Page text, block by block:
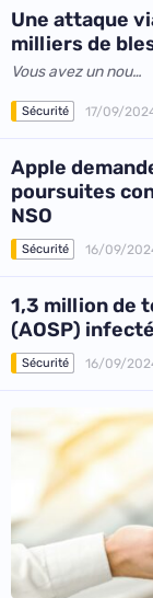
Une attaque
milliers de
Vous avez un nou…
Sécurité 17/09/
Apple
poursuites
NSO
Sécurité 16/09/
1,3 million de
(AOSP)
Sécurité 16/09/